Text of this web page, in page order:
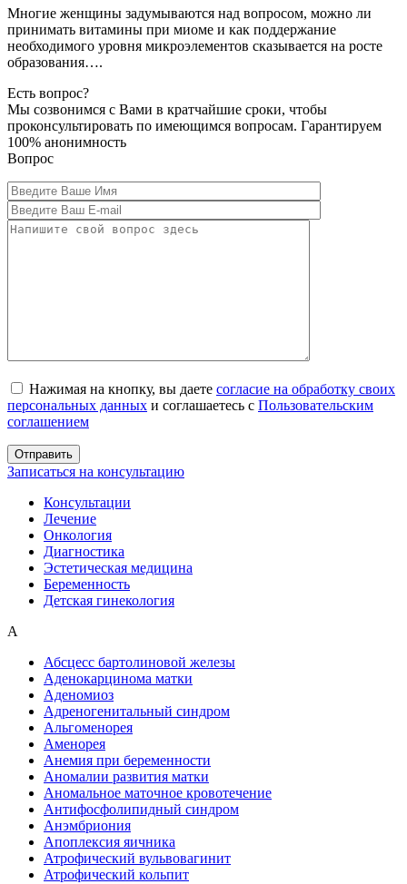
Многие женщины задумываются над вопросом, можно ли
принимать витамины при миоме и как поддержание
необходимого уровня микроэлементов сказывается на росте
образования….
Есть вопрос?
Мы созвонимся с Вами в кратчайшие сроки, чтобы
проконсультировать по имеющимся вопросам. Гарантируем
100% анонимность
Вопрос
Нажимая на кнопку, вы даете согласие на обработку своих
персональных данных и соглашаетесь с Пользовательским
соглашением
Записаться на консультацию
Консультации
Лечение
Онкология
Диагностика
Эстетическая медицина
Беременность
Детская гинекология
А
Абсцесс бартолиновой железы
Аденокарцинома матки
Аденомиоз
Адреногенитальный синдром
Альгоменорея
Аменорея
Анемия при беременности
Аномалии развития матки
Аномальное маточное кровотечение
Антифосфолипидный синдром
Анэмбриония
Апоплексия яичника
Атрофический вульвовагинит
Атрофический кольпит